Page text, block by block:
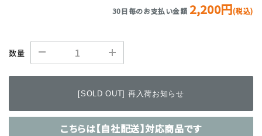
30日毎のお支払い金額 2,200円(税込)
数量
[SOLD OUT] 再入荷お知らせ
こちらは【自社配送】対応商品です